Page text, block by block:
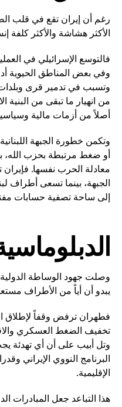
رغم أن إيران تقع في قلب
الأكثر هشاشة والأكثر كلفة
فالتوسع الإسرائيلي في
وفي بعض المناطق الحيوية
وتسبب في تدمير قرى
من انهيار ما تبقى من البنية
أصلاً من أزمات مالية
وتكمن خطورة الجبهة
أو ضغط مرتبطة بحزب
معادلة الحرب نفسها.
الجبهة، بينما تسعى أطراف
إلى ساحة تصفية حسابات
وصلت جهود الوساطة الدولية
يبدو أن أياً من الأطراف
فطهران ترفض وقفاً لإطلاق
تخفيف الضغط العسكري
وتل أبيب على أن أي تهدئة
البرنامج النووي الإيراني
الإقليمية.
هذا التباعد جعل المبادرات